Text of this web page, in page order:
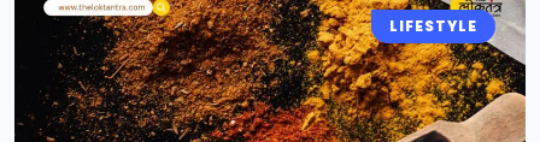
LIFESTYLE